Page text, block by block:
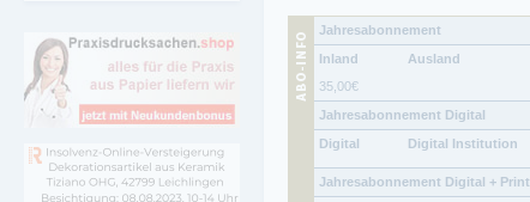
Jahresabonnement
Inland
Ausland
35,00€
Jahresabonnement Digital
Digital
Digital Institution
Jahresabonnement Digital + Print